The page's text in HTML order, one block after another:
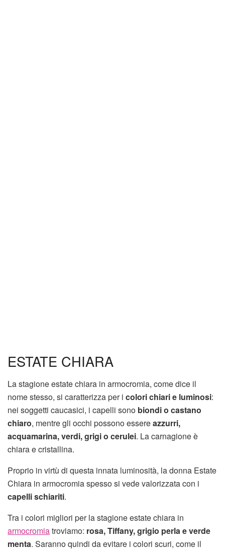
ESTATE CHIARA
La stagione estate chiara in armocromia, come dice il
nome stesso, si caratterizza per i colori chiari e luminosi:
nei soggetti caucasici, i capelli sono biondi o castano
chiaro, mentre gli occhi possono essereazzurri,
acquamarina, verdi, grigi o cerulei. La carnagione è
chiara e cristallina.
Proprio in virtù di questa innata luminosità, la donna Estate
Chiara in armocromia spesso si vede valorizzata con i
capelli schiariti.
Tra i colori migliori per la stagione estate chiara in
armocromiatroviamo: rosa, Tiffany, grigio perla e verde
menta. Saranno quindi da evitare i colori scuri, come il